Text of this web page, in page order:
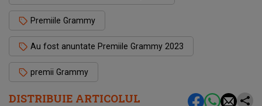
DISTRIBUIE ARTICOLUL
Premiile Grammy
Au fost anuntate Premiile Grammy 2023
premii Grammy